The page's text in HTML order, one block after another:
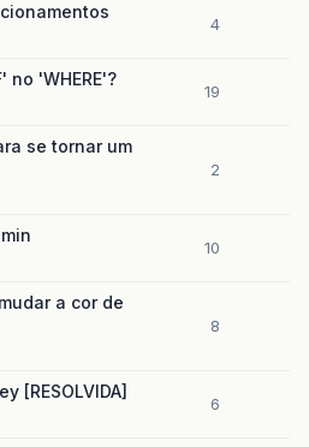
4
no 'WHERE'?
19
se tornar um
2
10
a cor de
8
[RESOLVIDA]
6